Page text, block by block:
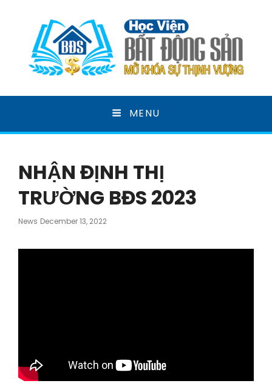
HỌC VIỆN BẤT ĐỘNG
SẢN
MENU
NHẬN ĐỊNH THỊ
TRƯỜNG BĐS 2023
News Posted
December 13, 2022